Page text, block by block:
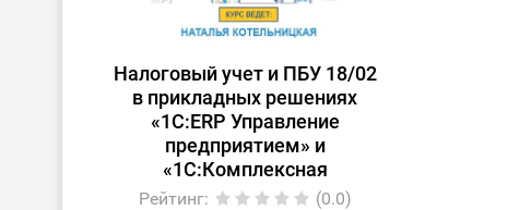
Налоговый учет и ПБУ 18/02
в прикладных решениях
«1С:ERP Управление
предприятием» и
«1С:Комплексная
автоматизация»
Рейтинг: (0.0)